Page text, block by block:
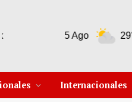
29°C
Internacionales